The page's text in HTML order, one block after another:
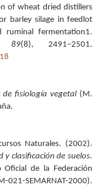
of wheat dried distillers
barley silage in feedlot
ruminal fermentation1.
89(8), 2491–2501.
de fisiología vegetal (M.
Naturales. (2002).
y clasificación de suelos.
de la Federación
2000).